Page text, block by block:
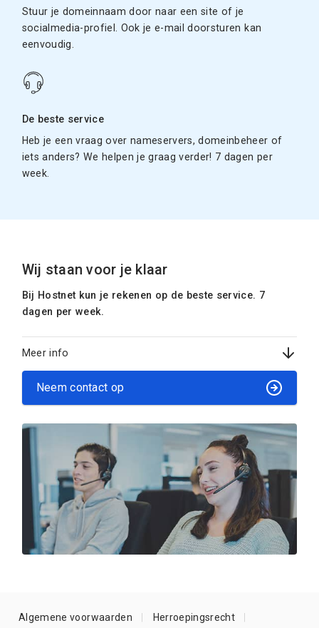
Stuur je domeinnaam door naar een site of je
socialmedia-profiel. Ook je e-mail doorsturen kan
eenvoudig.
De beste service
Heb je een vraag over nameservers, domeinbeheer of
iets anders? We helpen je graag verder! 7 dagen per
week.
Wij staan voor je klaar
Bij Hostnet kun je rekenen op de beste service. 7
dagen per week.
Meer info
Neem contact op
Algemene voorwaarden Herroepingsrecht